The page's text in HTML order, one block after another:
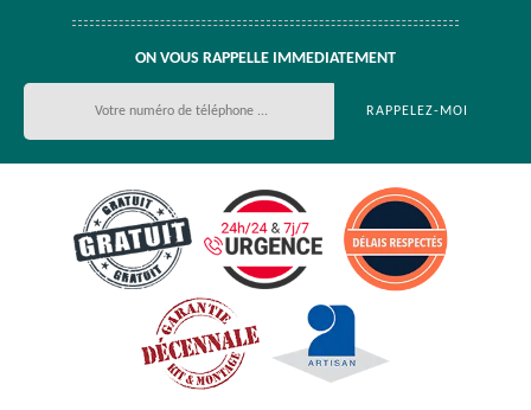
ON VOUS RAPPELLE IMMEDIATEMENT